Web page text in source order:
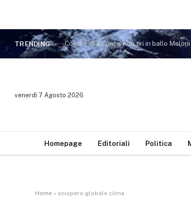
TRENDING
venerdì 7 Agosto 2026
Homepage Editoriali Politica
Home » sciopero globale clima